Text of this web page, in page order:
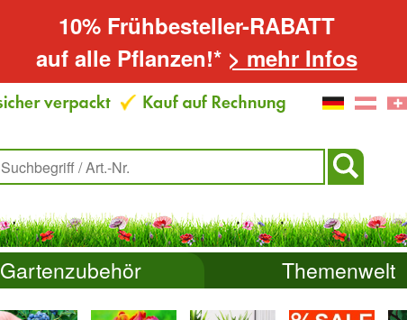
10% Frühbesteller-RABATT
auf alle Pflanzen!* > mehr Infos
Gartenzubehör Themenwelt